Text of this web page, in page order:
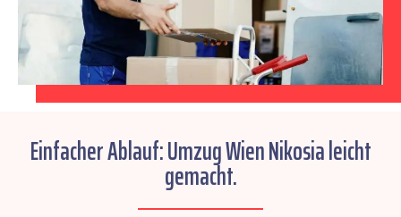
Einfacher Ablauf: Umzug Wien Nikosia leicht
gemacht.